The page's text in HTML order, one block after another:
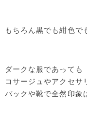
もちろん黒でも紺色で
ダークな服であっても
コサージュやアクセサ
バックや靴で全然印象